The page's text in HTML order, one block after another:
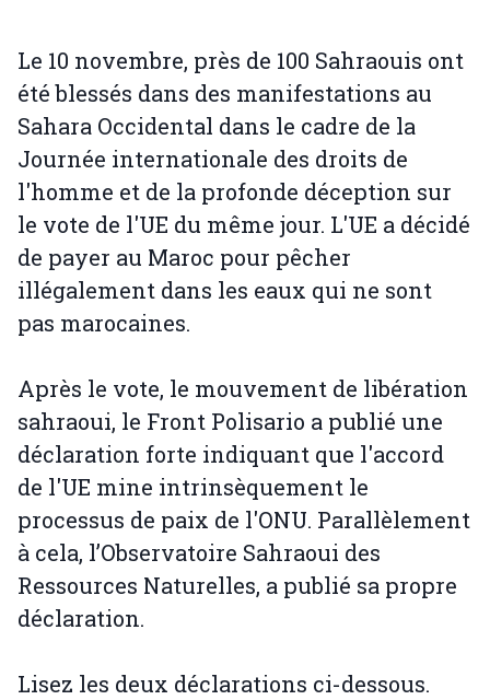
Le 10 novembre, près de 100 Sahraouis ont
été blessés dans des manifestations au
Sahara Occidental dans le cadre de la
Journée internationale des droits de
l'homme et de la profonde déception sur
le vote de l'UE du même jour. L'UE a décidé
de payer au Maroc pour pêcher
illégalement dans les eaux qui ne sont
pas marocaines.
Après le vote, le mouvement de libération
sahraoui, le Front Polisario a publié une
déclaration forte indiquant que l'accord
de l'UE mine intrinsèquement le
processus de paix de l'ONU. Parallèlement
à cela, l’Observatoire Sahraoui des
Ressources Naturelles, a publié sa propre
déclaration.
Lisez les deux déclarations ci-dessous.